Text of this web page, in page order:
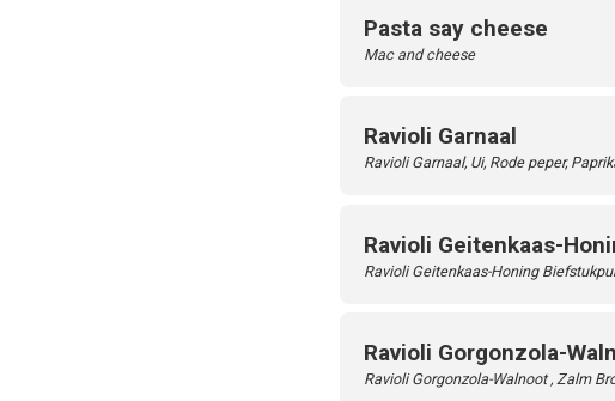
Pasta say cheese
Mac and cheese
Ravioli Garnaal
Ravioli Garnaal, Ui, Rode peper,
Ravioli Geitenkaas-
Ravioli Geitenkaas-Honing
Ravioli Gorgonzola-
Ravioli Gorgonzola-Walnoot , Zalm